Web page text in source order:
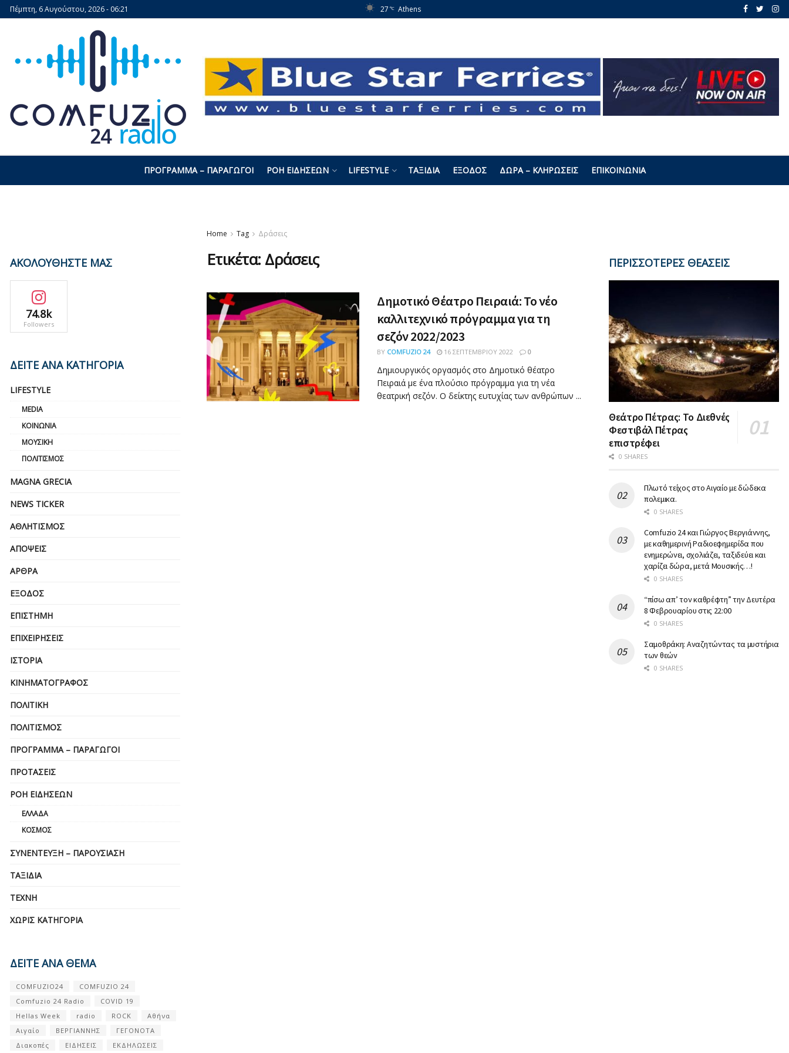
Πέμπτη, 6 Αυγούστου, 2026 - 06:21 27 °C Athens
ΠΡΌΓΡΑΜΜΑ – ΠΑΡΑΓΩΓΟΊ ΡΟΉ ΕΙΔΉΣΕΩΝ LIFESTYLE ΤΑΞΊΔΙΑ ΈΞΟΔΟΣ ΔΏΡΑ – ΚΛΗΡΏΣΕΙΣ ΕΠΙΚΟΙΝΩΝΊΑ
Home Tag Δράσεις
Ετικέτα: Δράσεις
Δημοτικό Θέατρο Πειραιά: Το νέο
καλλιτεχνικό πρόγραμμα για τη
σεζόν 2022/2023
BY COMFUZIO 24 16 ΣΕΠΤΕΜΒΡΊΟΥ 2022 0
Δημιουργικός οργασμός στο Δημοτικό θέατρο
Πειραιά με ένα πλούσιο πρόγραμμα για τη νέα
θεατρική σεζόν. Ο δείκτης ευτυχίας των ανθρώπων ...
ΑΚΟΛΟΥΘΗΣΤΕ ΜΑΣ
74.8k
Followers
ΔΕΙΤΕ ΑΝΑ ΚΑΤΗΓΟΡΙΑ
LIFESTYLE
MEDIA
ΚΟΙΝΩΝΊΑ
ΜΟΥΣΙΚΉ
ΠΟΛΙΤΙΣΜΌΣ
MAGNA GRECIA
NEWS TICKER
ΑΘΛΗΤΙΣΜΌΣ
ΑΠΌΨΕΙΣ
ΆΡΘΡΑ
ΈΞΟΔΟΣ
ΕΠΙΣΤΉΜΗ
ΕΠΙΧΕΙΡΗΣΕΙΣ
ΙΣΤΟΡΊΑ
ΚΙΝΗΜΑΤΟΓΡΆΦΟΣ
ΠΟΛΙΤΙΚΉ
ΠΟΛΙΤΙΣΜΌΣ
ΠΡΌΓΡΑΜΜΑ – ΠΑΡΑΓΩΓΟΊ
ΠΡΟΤΆΣΕΙΣ
ΡΟΉ ΕΙΔΉΣΕΩΝ
ΕΛΛΆΔΑ
ΚΌΣΜΟΣ
ΣΥΝΈΝΤΕΥΞΗ – ΠΑΡΟΥΣΊΑΣΗ
ΤΑΞΊΔΙΑ
ΤΈΧΝΗ
ΧΩΡΊΣ ΚΑΤΗΓΟΡΊΑ
ΔΕΙΤΕ ΑΝΑ ΘΕΜΑ
COMFUZIO24
COMFUZIO 24
Comfuzio 24 Radio
COVID 19
Hellas Week
radio ROCK
Αθήνα
Αιγαίο
ΒΕΡΓΙΑΝΝΗΣ
ΓΕΓΟΝΟΤΑ
Διακοπές
ΕΙΔΗΣΕΙΣ
ΕΚΔΗΛΩΣΕΙΣ
ΠΕΡΙΣΣΟΤΕΡΕΣ ΘΕΑΣΕΙΣ
Θεάτρο Πέτρας: Το Διεθνές
Φεστιβάλ Πέτρας
επιστρέφει
0 SHARES
Πλωτό τείχος στο Αιγαίο με δώδεκα
πολεμικα.
0 SHARES
Comfuzio 24 και Γιώργος Βεργιάννης,
με καθημερινή Ραδιοεφημερίδα που
ενημερώνει, σχολιάζει, ταξιδεύει και
χαρίζει δώρα, μετά Μουσικής…!
0 SHARES
“πίσω απ’ τον καθρέφτη” την Δευτέρα
8 Φεβρουαρίου στις 22:00
0 SHARES
Σαμοθράκη: Αναζητώντας τα μυστήρια
των θεών
0 SHARES